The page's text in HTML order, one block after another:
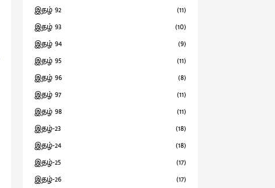
இதழ் 92
(11)
இதழ் 93
(10)
இதழ் 94
(9)
இதழ் 95
(11)
இதழ் 96
(8)
இதழ் 97
(11)
இதழ் 98
(11)
இதழ்-23
(18)
இதழ்-24
(18)
இதழ்-25
(17)
இதழ்-26
(17)